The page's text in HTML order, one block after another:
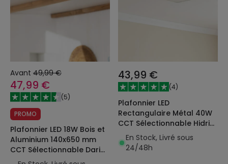
Avant 49,99 €
47,99 €
(5)
PROMO
Plafonnier LED 18W Bois et
Aluminium 140x650 mm
CCT Sélectionnable Dari
Lang
43,99 €
(4)
Plafonnier LED
Rectangulaire Métal 40W
CCT Sélectionnable Hidria
600x400 mm
En Stock, Livré sous
24/48h